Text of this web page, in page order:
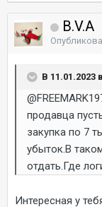
B.V.A
В 11.01.2023
продавца
закупка по 7
убыток.В
отдать.Где
Интересная у